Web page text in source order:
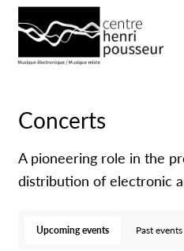
Concerts
A pioneering role in the
distribution of electronic
Upcoming events Past events